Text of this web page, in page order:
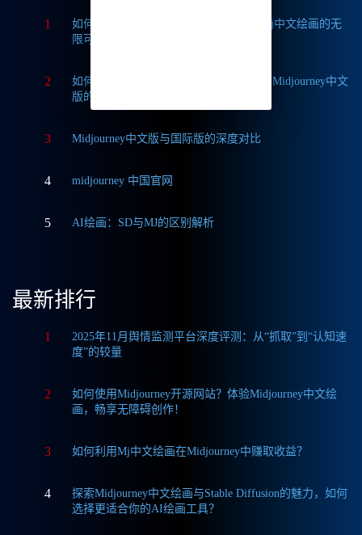
1
如何获取Midjourney破解版免费？探索Mj中文绘画的无
限可能
2
如何轻松实现Midjourney本地部署？探索Midjourney中文
版的无限可能
3 Midjourney中文版与国际版的深度对比
4 midjourney 中国官网
5 AI绘画：SD与MJ的区别解析
最新排行
1
2025年11月舆情监测平台深度评测：从“抓取”到“认知速
度”的较量
2
如何使用Midjourney开源网站？体验Midjourney中文绘
画，畅享无障碍创作！
3 如何利用Mj中文绘画在Midjourney中赚取收益？
4
探索Midjourney中文绘画与Stable Diffusion的魅力，如何
选择更适合你的AI绘画工具？